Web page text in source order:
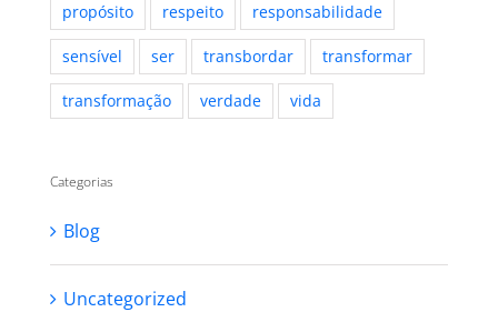
propósito respeito responsabilidade
sensível ser transbordar transformar
transformação verdade vida
Categorias
Blog
Uncategorized